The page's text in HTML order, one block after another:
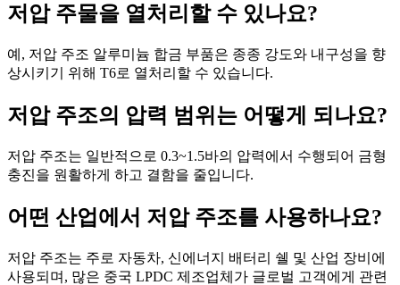
저압 주물을 열처리할 수 있나요?
예, 저압 주조 알루미늄 합금 부품은 종종 강도와 내구성을 향
상시키기 위해 T6로 열처리할 수 있습니다.
저압 주조의 압력 범위는 어떻게 되나요?
저압 주조는 일반적으로 0.3~1.5바의 압력에서 수행되어 금형
충진을 원활하게 하고 결함을 줄입니다.
어떤 산업에서 저압 주조를 사용하나요?
저압 주조는 주로 자동차, 신에너지 배터리 쉘 및 산업 장비에
사용되며, 많은 중국 LPDC 제조업체가 글로벌 고객에게 관련